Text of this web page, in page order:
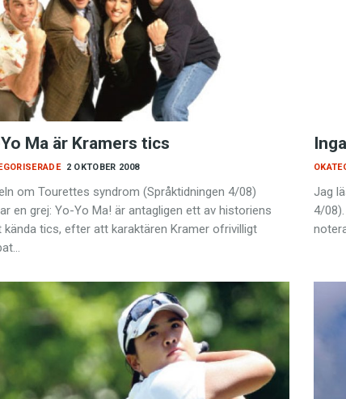
digitalt
Ma är Kramers tics
2 OKTOBER 2008
om Tourettes syndrom (Språktidningen 4/08)
en grej: Yo-Yo Ma! är antagligen ett av historiens
kända tics, efter att karaktären Kramer ofrivilligt
Jag
4/